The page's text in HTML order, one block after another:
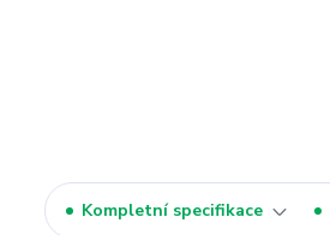
Kompletní specifikace